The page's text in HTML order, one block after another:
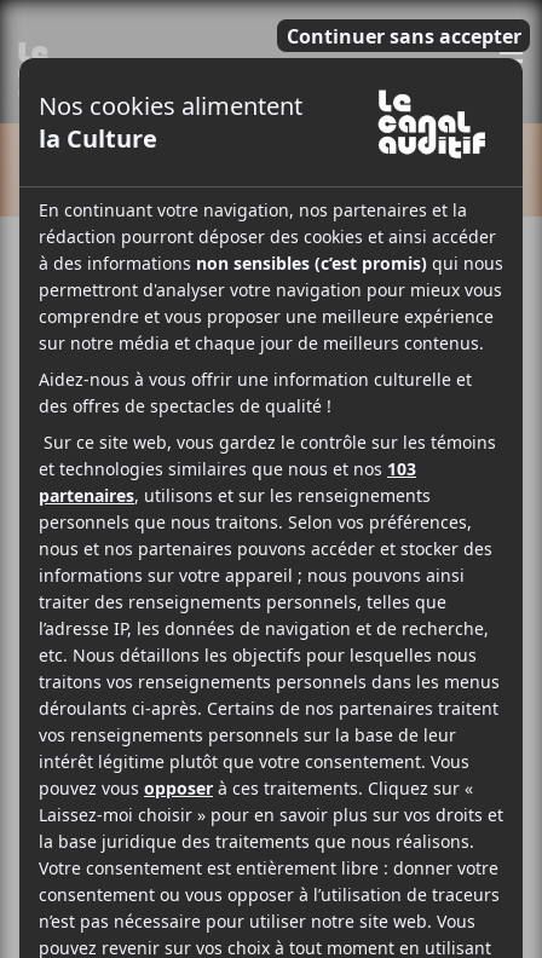
Cet évènement est passé.
Duchess Says / Sigil (Taverne
Tour)
2018-02-03 @ 21:00-23:3016.1$
AJOUTER AU CALENDRIER
DÉTAILS
Date :
2018-02-03
Heure :
21:00 - 23:30
Prix :
16.1$
LIEU